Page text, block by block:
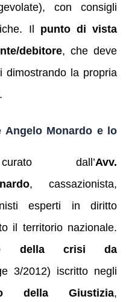
con consigli
Il punto di vista
debitore, che deve
dimostrando la propria
Angelo Monardo e lo
dall’Avv.
, cassazionista,
esperti in diritto
il territorio nazionale.
della crisi da
3/2012) iscritto negli
della Giustizia,